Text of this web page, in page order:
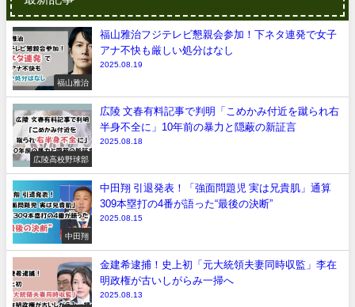
福山雅治
福山雅治フジテレビ懇親会参加！下ネタ連発で女子
アナ不快も厳しい処分はなし
2025.08.19
広陵高校野球部
広陵 文春有料記事で判明「こめかみ付近を蹴られ右
半身不全に」10年前の暴力と隠蔽の新証言
2025.08.18
中田翔
中田翔 引退発表！「強面問題児 実は兄貴肌」通算
309本塁打の4番が語った“最後の決断”
2025.08.15
金建希逮捕！史上初「元大統領夫妻同時収監」李在
明政権が古いしがらみ一掃へ
2025.08.13